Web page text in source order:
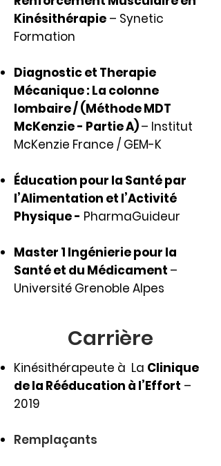
Kinésithérapie – Synetic
Formation
Diagnostic et Therapie
Mécanique : La colonne
lombaire / (Méthode MDT
McKenzie - Partie A)– Institut
McKenzie France / GEM-K
Éducation pour la Santé par
l’Alimentation et l’Activité
Physique - PharmaGuideur​
Master 1 Ingénierie pour la
Santé et du Médicament –
Université Grenoble Alpes
Carrière
Kinésithérapeute à La Clinique
de la Rééducation à l’Effort –
2019
Remplaçants